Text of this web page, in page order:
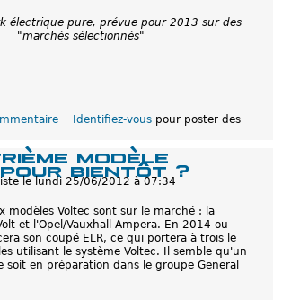
électrique pure, prévue pour 2013 sur des
"marchés sélectionnés"
Identifiez-vous pour poster des
modèle
bientôt ?
le lundi 25/06/2012 à 07:34
modèles Voltec sont sur le marché : la
et l'Opel/Vauxhall Ampera. En 2014 ou
son coupé ELR, ce qui portera à trois le
utilisant le système Voltec. Il semble qu'un
soit en préparation dans le groupe General